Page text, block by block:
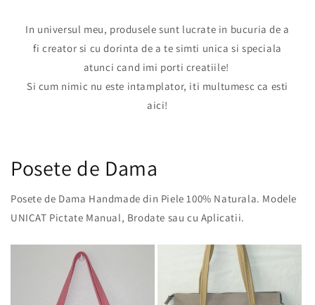
In universul meu, produsele sunt lucrate in bucuria de a
fi creator si cu dorinta de a te simti unica si speciala
atunci cand imi porti creatiile!
Si cum nimic nu este intamplator, iti multumesc ca esti
aici!
Posete de Dama
Posete de Dama Handmade din Piele 100% Naturala. Modele
UNICAT Pictate Manual, Brodate sau cu Aplicatii.